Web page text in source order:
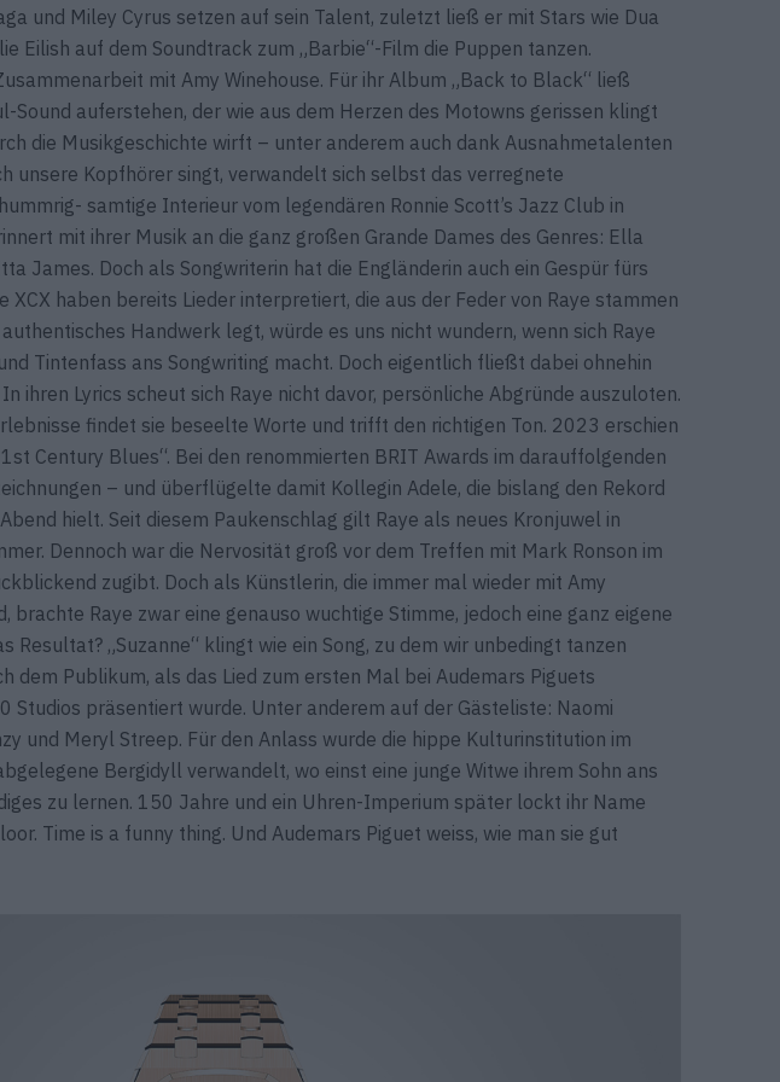
und Miley Cyrus setzen auf sein Talent, zuletzt ließ er mit Stars wie Dua
Eilish auf dem Soundtrack zum „Barbie“-Film die Puppen tanzen.
mit Amy Winehouse. Für ihr Album „Back to Black“ ließ
Sound auferstehen, der wie aus dem Herzen des Motowns gerissen klingt
die Musikgeschichte wirft – unter anderem auch dank Ausnahmetalenten
unsere Kopfhörer singt, verwandelt sich selbst das verregnete
samtige Interieur vom legendären Ronnie Scott’s Jazz Club in
mit ihrer Musik an die ganz großen Grande Dames des Genres: Ella
James. Doch als Songwriterin hat die Engländerin auch ein Gespür fürs
XCX haben bereits Lieder interpretiert, die aus der Feder von Raye stammen
Handwerk legt, würde es uns nicht wundern, wenn sich Raye
Tintenfass ans Songwriting macht. Doch eigentlich fließt dabei ohnehin
ihren Lyrics scheut sich Raye nicht davor, persönliche Abgründe auszuloten.
findet sie beseelte Worte und trifft den richtigen Ton. 2023 erschien
Century Blues“. Bei den renommierten BRIT Awards im darauffolgenden
– und überflügelte damit Kollegin Adele, die bislang den Rekord
hielt. Seit diesem Paukenschlag gilt Raye als neues Kronjuwel in
Dennoch war die Nervosität groß vor dem Treffen mit Mark Ronson im
zugibt. Doch als Künstlerin, die immer mal wieder mit Amy
brachte Raye zwar eine genauso wuchtige Stimme, jedoch eine ganz eigene
Resultat? „Suzanne“ klingt wie ein Song, zu dem wir unbedingt tanzen
dem Publikum, als das Lied zum ersten Mal bei Audemars Piguets
Studios präsentiert wurde. Unter anderem auf der Gästeliste: Naomi
und Meryl Streep. Für den Anlass wurde die hippe Kulturinstitution im
Bergidyll verwandelt, wo einst eine junge Witwe ihrem Sohn ans
zu lernen. 150 Jahre und ein Uhren-Imperium später lockt ihr Name
Time is a funny thing. Und Audemars Piguet weiss, wie man sie gut